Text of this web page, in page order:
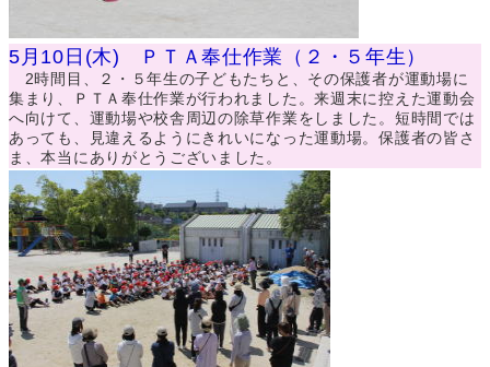
5月10日(木) ＰＴＡ奉仕作業（２・５年生）
2時間目、２・５年生の子どもたちと、その保護者が運動場に
集まり、ＰＴＡ奉仕作業が行われました。来週末に控えた運動会
へ向けて、運動場や校舎周辺の除草作業をしました。短時間では
あっても、見違えるようにきれいになった運動場。保護者の皆さ
ま、本当にありがとうございました。